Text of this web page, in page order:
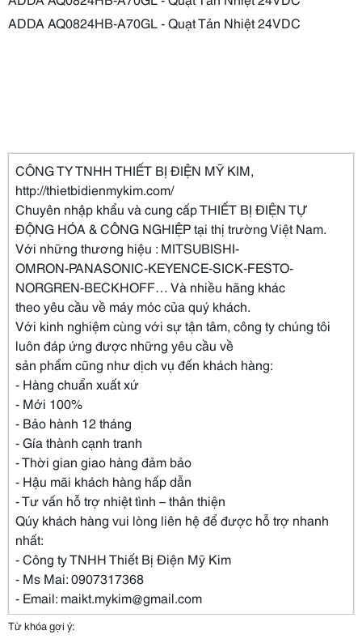
ADDA AQ0824HB-A70GL - Quạt Tản Nhiệt 24VDC
CÔNG TY TNHH THIẾT BỊ ĐIỆN MỸ KIM,
http://thietbidienmykim.com/
Chuyên nhập khẩu và cung cấp THIẾT BỊ ĐIỆN TỰ
ĐỘNG HÓA & CÔNG NGHIỆP tại thị trường Việt Nam.
Với những thương hiệu : MITSUBISHI-
OMRON-PANASONIC-KEYENCE-SICK-FESTO-
NORGREN-BECKHOFF… Và nhiều hãng khác
theo yêu cầu về máy móc của quý khách.
Với kinh nghiệm cùng với sự tận tâm, công ty chúng tôi
luôn đáp ứng được những yêu cầu về
sản phẩm cũng như dịch vụ đến khách hàng:
- Hàng chuẩn xuất xứ
- Mới 100%
- Bảo hành 12 tháng
- Gía thành cạnh tranh
- Thời gian giao hàng đảm bảo
- Hậu mãi khách hàng hấp dẫn
- Tư vấn hỗ trợ nhiệt tình – thân thiện
Qúy khách hàng vui lòng liên hệ để được hỗ trợ nhanh
nhất:
- Công ty TNHH Thiết Bị Điện Mỹ Kim
- Ms Mai: 0907317368
- Email: maikt.mykim@gmail.com
Từ khóa gợi ý: